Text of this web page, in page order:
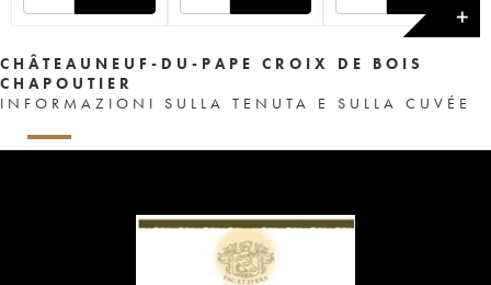
✕
CHÂTEAUNEUF-DU-PAPE CROIX DE BOIS
CHAPOUTIER
INFORMAZIONI SULLA TENUTA E SULLA CUVÉE